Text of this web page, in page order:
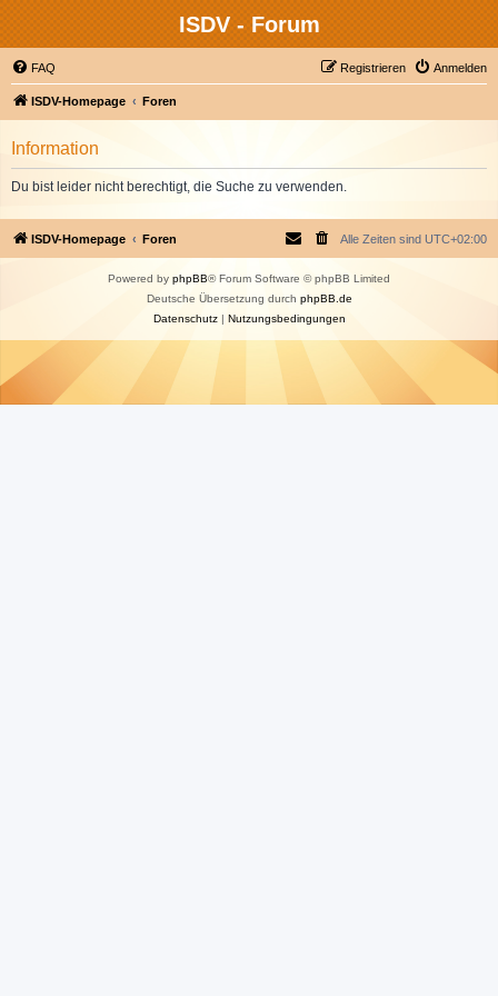
ISDV - Forum
FAQ Anmelden
Registrieren
ISDV-Homepage Foren
Information
Du bist leider nicht berechtigt, die Suche zu verwenden.
ISDV-Homepage Foren Alle Zeiten sind UTC+02:00
Powered by phpBB® Forum Software © phpBB Limited
Deutsche Übersetzung durch phpBB.de
Datenschutz| Nutzungsbedingungen